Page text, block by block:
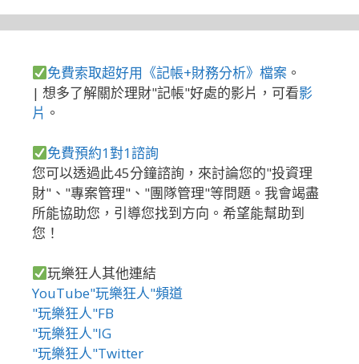
免費索取超好用《記帳+財務分析》檔案 。
| 想多了解關於理財"記帳"好處的影片，可看影
片 。
免費預約1對1諮詢
您可以透過此45分鐘諮詢，來討論您的"投資理
財"、"專案管理"、"團隊管理"等問題。我會竭盡
所能協助您，引導您找到方向。希望能幫助到
您！
玩樂狂人其他連結
YouTube"玩樂狂人"頻道
"玩樂狂人"FB
"玩樂狂人"IG
"玩樂狂人"Twitter